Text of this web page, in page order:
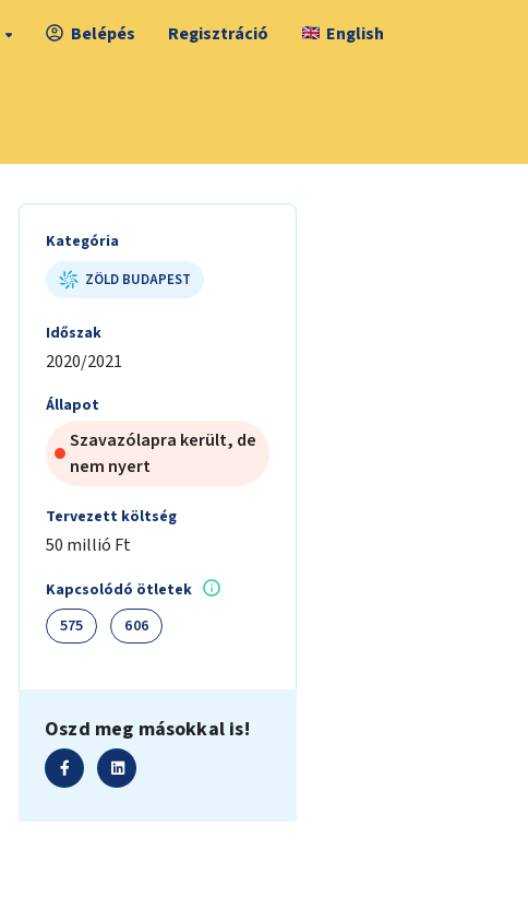
Belépés Regisztráció English
Kategória
ZÖLD BUDAPEST
Időszak
2020/2021
Állapot
Szavazólapra került, de
nem nyert
Tervezett költség
50 millió Ft
Kapcsolódó ötletek
575
606
Oszd meg másokkal is!